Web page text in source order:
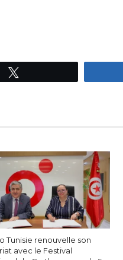
Tunisie renouvelle son
avec le Festival